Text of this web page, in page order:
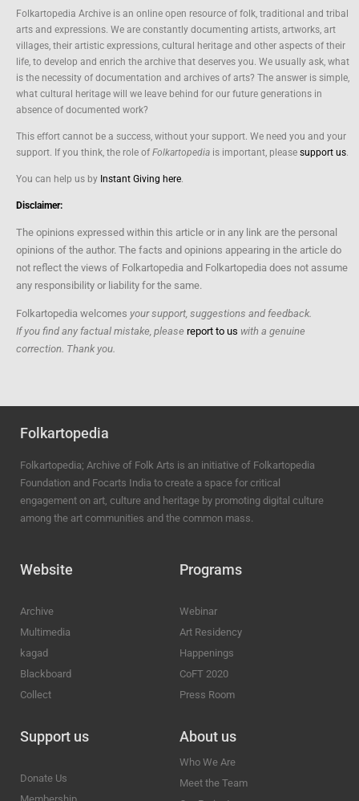
Folkartopedia Archive is an online open resource of folk, traditional and tribal
arts and expressions. We are constantly documenting artists, artworks, art
villages, their artistic expressions, cultural heritage and other aspects of their
life, to develop and enrich the archive that deserves you. We usually ask, what
is the necessity of documentation and archives of arts? The answer is simple,
what cultural heritage will we leave behind for our future generations in
absence of documented work?
This effort cannot be a success, without your support. We need you and your
support. If you think, the role of Folkartopedia is important, please support us.
You can help us by Instant Giving here.
Disclaimer:
The opinions expressed within this article or in any link are the personal
opinions of the author. The facts and opinions appearing in the article do
not reflect the views of Folkartopedia and Folkartopedia does not assume
any responsibility or liability for the same.
Folkartopedia welcomes your support, suggestions and feedback.
If you find any factual mistake, please report to us with a genuine
correction. Thank you.
Folkartopedia
Folkartopedia; Archive of Folk Arts is an initiative of Folkartopedia
Foundation and Focarts India to create a space for critical
engagement on art, culture and heritage by promoting digital culture
among the art communities and the common mass.
Website
Archive
Multimedia
kagad
Blackboard
Collect
Programs
Webinar
Art Residency
Happenings
CoFT 2020
Press Room
Support us
Donate Us
About us
Who We Are
Meet the Team